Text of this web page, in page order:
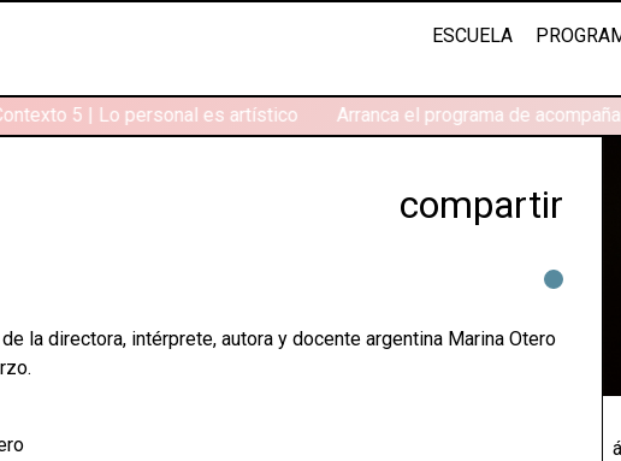
ESCUELA
5 | Lo personal es artístico Arranca el programa de
compartir
la directora, intérprete, autora y docente argentina Marina Otero